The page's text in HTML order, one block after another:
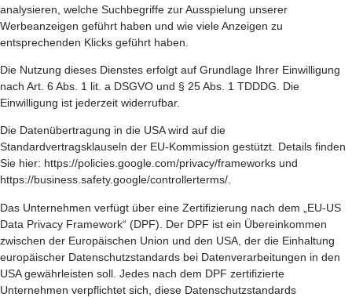
analysieren, welche Suchbegriffe zur Ausspielung unserer
Werbeanzeigen geführt haben und wie viele Anzeigen zu
entsprechenden Klicks geführt haben.
Die Nutzung dieses Dienstes erfolgt auf Grundlage Ihrer Einwilligung
nach Art. 6 Abs. 1 lit. a DSGVO und § 25 Abs. 1 TDDDG. Die
Einwilligung ist jederzeit widerrufbar.
Die Datenübertragung in die USA wird auf die
Standardvertragsklauseln der EU-Kommission gestützt. Details finden
Sie hier: https://policies.google.com/privacy/frameworks und
https://business.safety.google/controllerterms/.
Das Unternehmen verfügt über eine Zertifizierung nach dem „EU-US
Data Privacy Framework“ (DPF). Der DPF ist ein Übereinkommen
zwischen der Europäischen Union und den USA, der die Einhaltung
europäischer Datenschutzstandards bei Datenverarbeitungen in den
USA gewährleisten soll. Jedes nach dem DPF zertifizierte
Unternehmen verpflichtet sich, diese Datenschutzstandards